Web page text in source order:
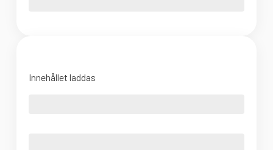
Innehållet laddas